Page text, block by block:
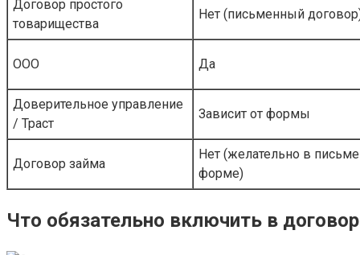
Договор простого
товарищества
Нет (письменный
ООО Да
Доверительное управление
/ Траст
Зависит от формы
Договор займа
Нет (желательно в
форме)
Что обязательно включить в